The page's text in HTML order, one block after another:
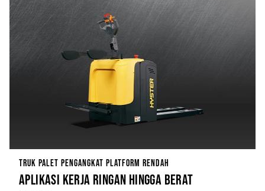
TRUK PALET PENGANGKAT PLATFORM RENDAH
APLIKASI KERJA RINGAN HINGGA BERAT